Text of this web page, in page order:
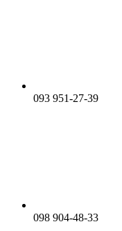
093 951-27-39
098 904-48-33